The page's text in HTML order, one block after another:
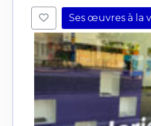
Ses œuvres à la